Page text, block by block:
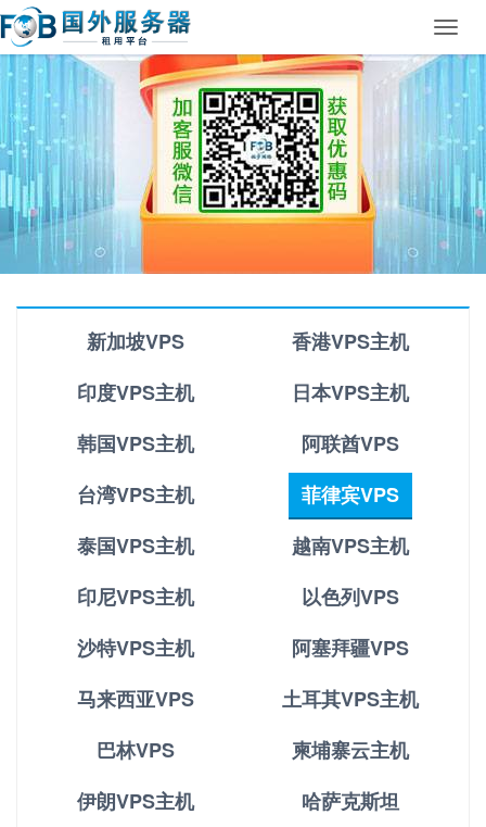
新加坡VPS
香港VPS主机
印度VPS主机
日本VPS主机
韩国VPS主机
阿联酋VPS
台湾VPS主机
菲律宾VPS
泰国VPS主机
越南VPS主机
印尼VPS主机
以色列VPS
沙特VPS主机
阿塞拜疆VPS
马来西亚VPS
土耳其VPS主机
巴林VPS
柬埔寨云主机
伊朗VPS主机
哈萨克斯坦